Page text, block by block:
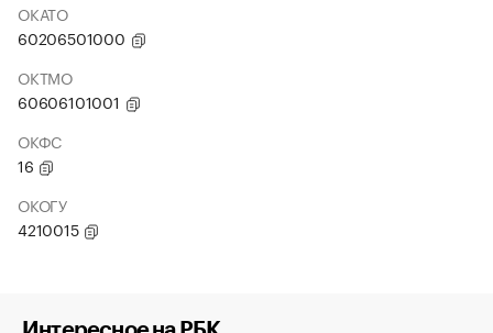
ОКАТО
60206501000
ОКТМО
60606101001
ОКФС
16
ОКОГУ
4210015